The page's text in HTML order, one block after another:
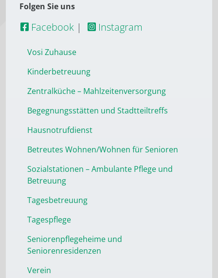
Folgen Sie uns
Facebook | Instagram
Vosi Zuhause
Kinderbetreuung
Zentralküche – Mahlzeitenversorgung
Begegnungsstätten und Stadtteiltreffs
Hausnotrufdienst
Betreutes Wohnen/Wohnen für Senioren
Sozialstationen – Ambulante Pflege und
Betreuung
Tagesbetreuung
Tagespflege
Seniorenpflegeheime und
Seniorenresidenzen
Verein